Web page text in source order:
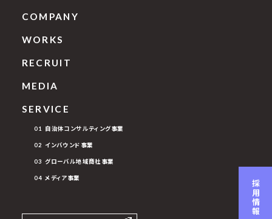
COMPANY
WORKS
RECRUIT
MEDIA
SERVICE
01 自治体コンサルティング事業
02 インバウンド事業
03 グローバル地域商社事業
04 メディア事業
採用情報